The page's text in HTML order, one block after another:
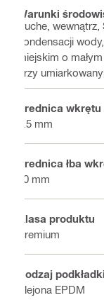
Warunki
Suche,
kondensacji
miejskim o
przy
Średnica wkrętu
5.5 mm
Średnica łba
10 mm
Klasa produktu
Premium
Rodzaj podkładki
Klejona EPDM